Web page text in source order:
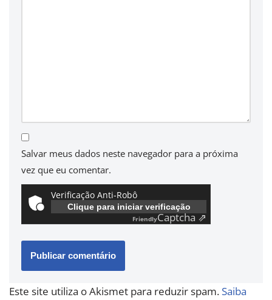
Salvar meus dados neste navegador para a próxima
vez que eu comentar.
Verificação Anti-Robô
Clique para iniciar verificação
FriendlyCaptcha ⇗
Este site utiliza o Akismet para reduzir spam. Saiba